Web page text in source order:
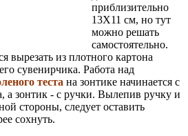
приблизительно
13Х11 см, но тут
можно решать
самостоятельно.
вырезать из плотного картона
сувенирчика. Работа над
теста на зонтике начинается с
а зонтик - с ручки. Вылепив ручку и
стороны, следует оставить
сохнуть.